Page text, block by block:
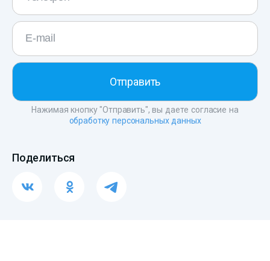
Нажимая кнопку "Отправить", вы даете согласие на
обработку персональных данных
Поделиться